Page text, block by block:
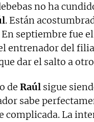
no ha
. Están
En septiembre fue
entrenador del
dar el salto a
de Raúl sigue
sabe
complicada. La